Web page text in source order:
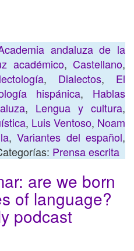
andaluza de la
académico, Castellano,
, Dialectos, El
hispánica, Hablas
, Lengua y cultura,
, Luis Ventoso, Noam
,Variantes del español,
Prensa escrita
are we born
of language?
podcast